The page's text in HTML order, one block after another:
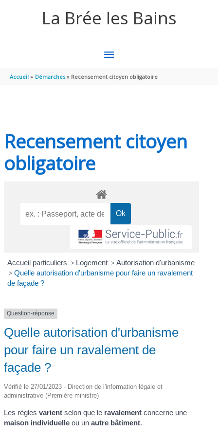
La Brée les Bains
MENU
PRINCIPAL
Accueil Démarches Recensement citoyen obligatoire
Recensement citoyen
obligatoire
Accueil particuliers > Logement > Autorisation d'urbanisme
> Quelle autorisation d'urbanisme pour faire un ravalement
de façade ?
Question-réponse
Quelle autorisation d'urbanisme
pour faire un ravalement de
façade ?
Vérifié le 27/01/2023 - Direction de l'information légale et
administrative (Première ministre)
Les règlesvarient selon que le ravalement concerne une
maison individuelle ou unautre bâtiment.